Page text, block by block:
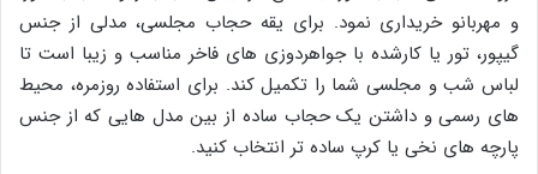
و مهربانو خریداری نمود. برای یقه حجاب مجلسی، مدلی از جنس
گیپور، تور یا کارشده با جواهردوزی های فاخر مناسب و زیبا است تا
لباس شب و مجلسی شما را تکمیل کند. برای استفاده روزمره، محیط
های رسمی و داشتن یک حجاب ساده از بین مدل هایی که از جنس
پارچه های نخی یا کرپ ساده تر انتخاب کنید.